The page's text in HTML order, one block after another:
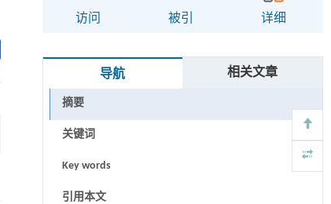
访问 被引 详细
导航 相关文章
摘要
关键词
Key words
引用本文